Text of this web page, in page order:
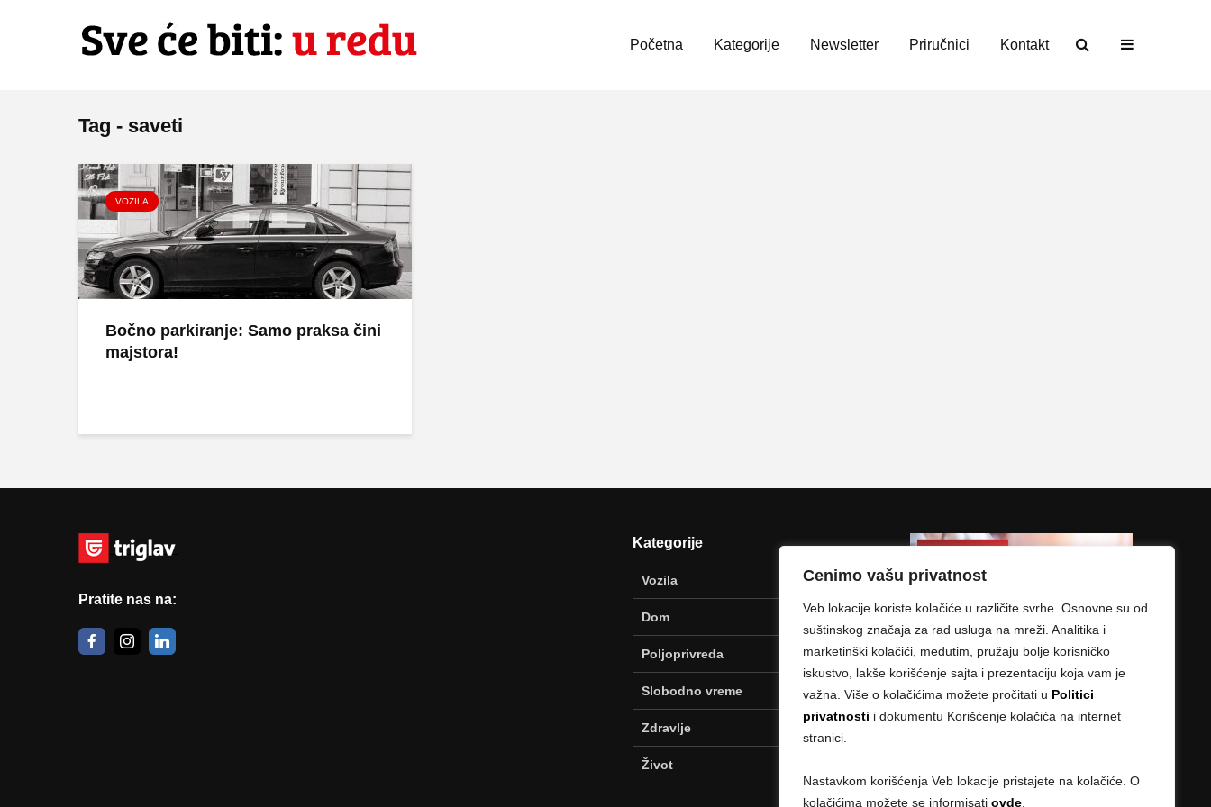
Cenimo vašu privatnost
Veb lokacije koriste kolačiće u različite svrhe. Osnovne su od
suštinskog značaja za rad usluga na mreži. Analitika i
marketinški kolačići, međutim, pružaju bolje korisničko
iskustvo, lakše korišćenje sajta i prezentaciju koja vam je
važna. Više o kolačićima možete pročitati u Politici
privatnosti i dokumentu Korišćenje kolačića na internet
stranici.
Nastavkom korišćenja Veb lokacije pristajete na kolačiće. O
kolačićima možete se informisati ovde
Početna Kategorije Newsletter Priručnici Kontakt
Tag - saveti
VOZILA
Bočno parkiranje: Samo praksa čini
majstora!
Pratite nas na:
Kategorije
Vozila
Dom
Poljoprivreda
Slobodno vreme
Zdravlje
Život